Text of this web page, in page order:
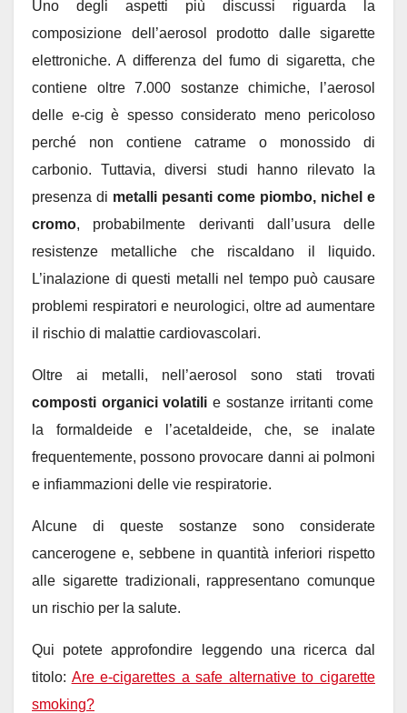
Uno degli aspetti più discussi riguarda la
composizione dell’aerosol prodotto dalle sigarette
elettroniche. A differenza del fumo di sigaretta, che
contiene oltre 7.000 sostanze chimiche, l’aerosol
delle e-cig è spesso considerato meno pericoloso
perché non contiene catrame o monossido di
carbonio. Tuttavia, diversi studi hanno rilevato la
presenza di metalli pesanti come piombo, nichel e
cromo, probabilmente derivanti dall’usura delle
resistenze metalliche che riscaldano il liquido.
L’inalazione di questi metalli nel tempo può causare
problemi respiratori e neurologici, oltre ad aumentare
il rischio di malattie cardiovascolari.
Oltre ai metalli, nell’aerosol sono stati trovati
composti organici volatilie sostanze irritanti come
la formaldeide e l’acetaldeide, che, se inalate
frequentemente, possono provocare danni ai polmoni
e infiammazioni delle vie respiratorie.
Alcune di queste sostanze sono considerate
cancerogene e, sebbene in quantità inferiori rispetto
alle sigarette tradizionali, rappresentano comunque
un rischio per la salute.
Qui potete approfondire leggendo una ricerca dal
titolo: Are e-cigarettes a safe alternative to cigarette
smoking?